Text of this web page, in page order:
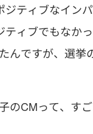
ティブなイン
ィブでもなか
んですが、選
のCMって、す